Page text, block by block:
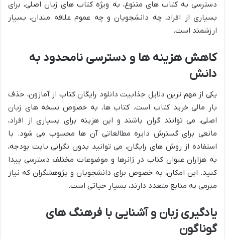
دسترسی به کتاب های متنوع، به ویژه کتاب های زبان اصلی، برای
بسیاری از افراد، چه دانشجویان و چه عموم علاقه مندان، بسیار
ارزشمند است.
کاهش هزینه ها و دسترسی نامحدود به
دانش
یکی از مهم ترین دلایل جذابیت دانلود رایگان کتاب از آمازون، حذف
بار مالی خرید کتاب است. کتاب ها، به خصوص نسخه های زبان
اصلی، می توانند گران باشند و این هزینه برای بسیاری از افراد،
مانعی برای گسترش دایره مطالعاتی آن ها محسوب می شود. با
استفاده از روش های رایگان، می توانید بدون نگرانی بابت بودجه،
به هزاران عنوان کتاب در ژانرها و موضوعات مختلف دسترسی پیدا
کنید. این امکان، به خصوص برای دانشجویان و پژوهشگران که نیاز
مبرمی به منابع متعدد دارند، بسیار حیاتی است.
یادگیری زبان و آشنایی با فرهنگ های
گوناگون